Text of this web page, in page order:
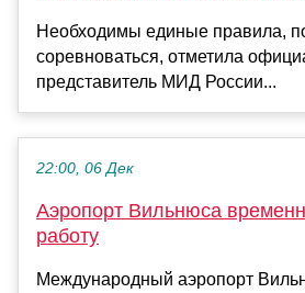
Необходимы единые правила,
соревноваться, отметила
представитель МИД России...
22:00, 06 Дек
Аэропорт Вильнюса
работу
Международный аэропорт